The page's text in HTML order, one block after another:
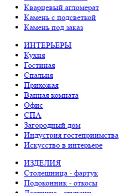
Кварцевый агломерат
Камень с подсветкой
Камень под заказ
ИНТЕРЬЕРЫ
Кухня
Гостиная
Спальня
Прихожая
Ванная комната
Офис
СПА
Загородный дом
Индустрия гостеприимства
Искусство в интерьере
ИЗДЕЛИЯ
Столешница - фартук
Подоконник - откосы